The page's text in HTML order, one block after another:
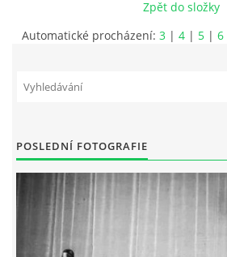
NÁSTROJE - HARRISON II
NÁSTROJE - RINGO STARR
Zpět do složky
Automatické procházení: 3 | 4 | 5 | 6
POSLEDNÍ FOTOGRAFIE